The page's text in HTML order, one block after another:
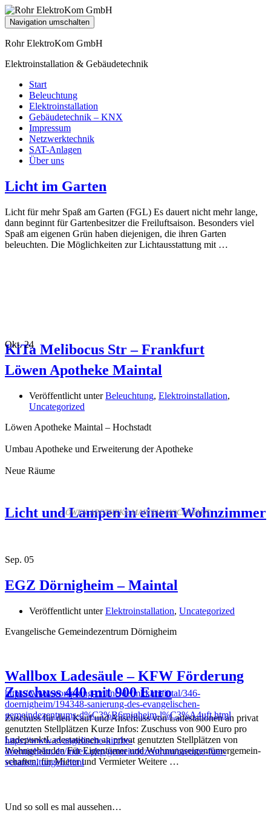
Navigation umschalten
Rohr ElektroKom GmbH
Elektroinstallation & Gebäudetechnik
Start
Beleuchtung
Elektroinstallation
Gebäudetechnik – KNX
Impressum
Netzwerktechnik
SAT-Anlagen
Über uns
Licht im Garten
Licht für mehr Spaß am Garten (FGL) Es dauert nicht mehr lange,
dann beginnt für Gartenbesitzer die Freiluftsaison. Besonders viel
Spaß am eigenen Grün haben diejenigen, die ihren Garten
beleuchten. Die Möglichkeiten zur Lichtausstattung mit …
KiTa Melibocus Str – Frankfurt
Licht und Lampen in einem Wohnzimmer
Wallbox Ladesäule – KFW Förderung
Zuschuss 440 mit 900 Euro
Zuschuss für den Kauf und Anschluss von Ladestationen an privat
genutzten Stell­plätzen Kurze Infos: Zuschuss von 900 Euro pro
LadepunktLadestationen an privat genutzten Stell­plätzen von
Wohngebäuden Für Eigentümer und Wohnungs­eigentümer­gemein­
schaften, für Mieter und Vermieter Weitere …
Okt. 24
Löwen Apotheke Maintal
Veröffentlicht unterBeleuchtung, Elektroinstallation,
Uncategorized
Löwen Apotheke Maintal – Hochstadt
Umbau Apotheke und Erweiterung der Apotheke
Neue Räume
LÖWEN APOTHEKE MAINTAL-HOCHSTADT
Sep. 05
EGZ Dörnigheim – Maintal
Veröffentlicht unterElektroinstallation, Uncategorized
Evangelische Gemeindezentrum Dörnigheim
https://www.vorsprung-online.de/mkk/maintal/346-
doernigheim/194348-sanierung-des-evangelischen-
gemeindezentrums-d%C3%B6rnigheim-l%C3%A4uft.html
https://www.evangelische-kirche-
doernigheim.de/index.php/gemeindezentrum/raeume-fuer-
veranstaltungen.html
Und so soll es mal aussehen…